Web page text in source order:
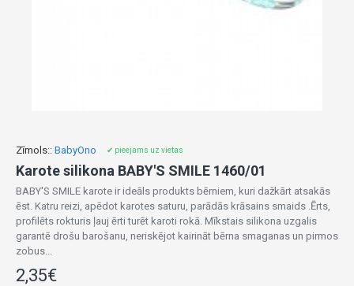
Zīmols:: BabyOno ✔ pieejams uz vietas
Karote silikona BABY'S SMILE 1460/01
BABY'S SMILE karote ir ideāls produkts bērniem, kuri dažkārt atsakās
ēst. Katru reizi, apēdot karotes saturu, parādās krāsains smaids .Ērts,
profilēts rokturis ļauj ērti turēt karoti rokā. Mīkstais silikona uzgalis
garantē drošu barošanu, neriskējot kairināt bērna smaganas un pirmos
zobus...
2,35€